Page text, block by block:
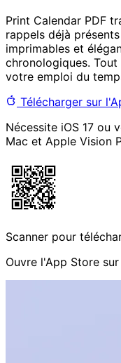
Print Calendar PDF
rappels déjà
imprimables et
chronologiques.
votre emploi du
Télécharger sur
Nécessite iOS 17 ou
Mac et Apple Vision
Scanner pour
Ouvre l'App Store